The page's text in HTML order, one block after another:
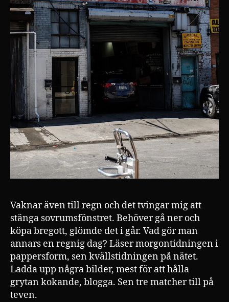
Vaknar även till regn och det tvingar mig att
stänga sovrumsfönstret. Behöver gå ner och
köpa bregott, glömde det i går. Vad gör man
annars en regnig dag? Läser morgontidningen i
pappersform, sen kvällstidningen på nätet.
Ladda upp några bilder, mest för att hålla
grytan kokande, blogga. Sen tre matcher till på
teven.